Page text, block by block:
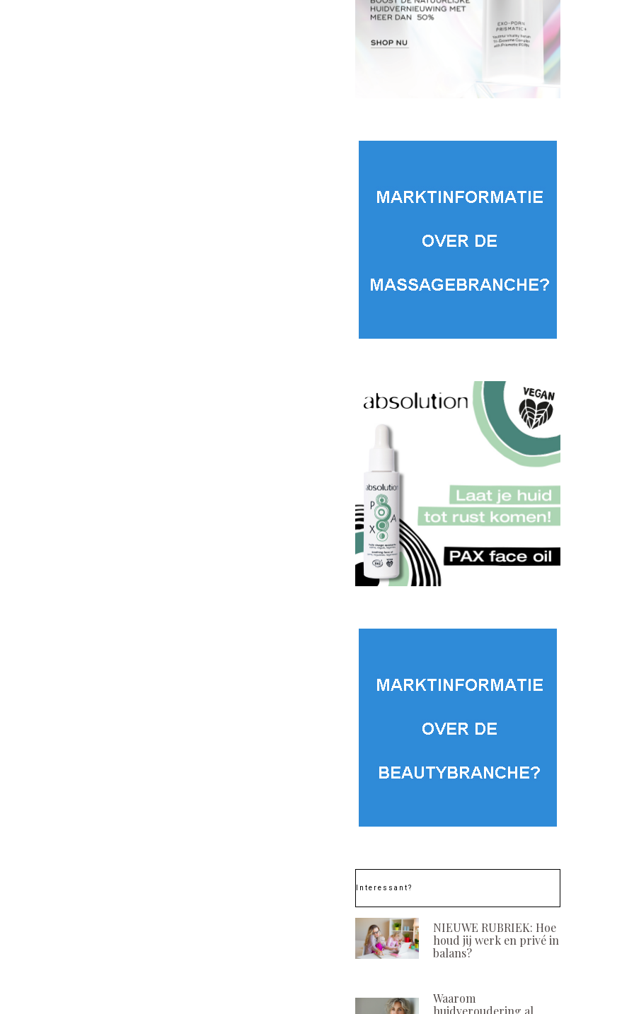
Interessant?
NIEUWE RUBRIEK: Hoe
houd jij werk en privé in
balans?
Waarom
huidveroudering al